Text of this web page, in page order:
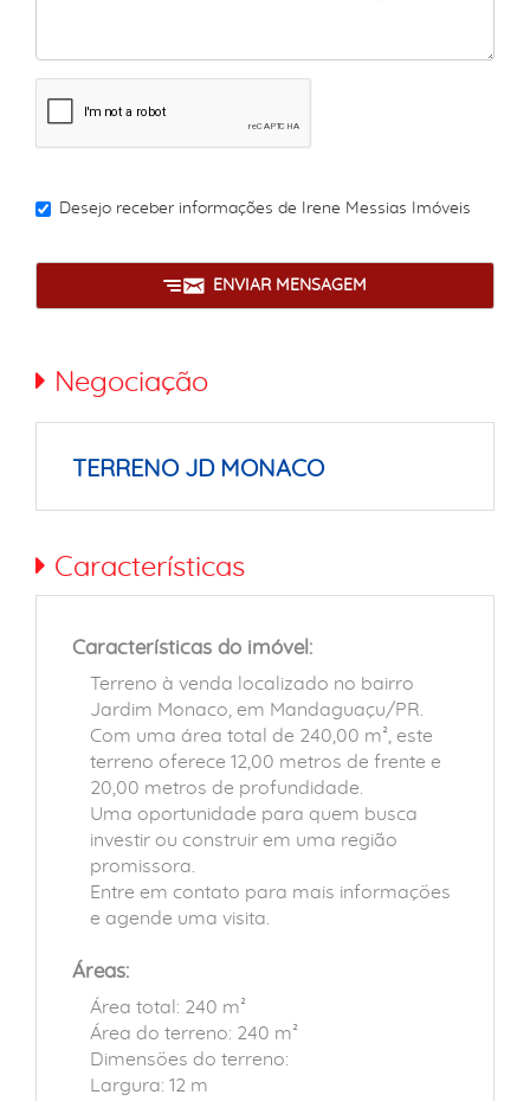
Desejo receber informações de Irene Messias Imóveis
ENVIAR MENSAGEM
Negociação
TERRENO JD MONACO
Características
Características do imóvel:
Terreno à venda localizado no bairro
Jardim Monaco, em Mandaguaçu/PR.
Com uma área total de 240,00 m², este
terreno oferece 12,00 metros de frente e
20,00 metros de profundidade.
Uma oportunidade para quem busca
investir ou construir em uma região
promissora.
Entre em contato para mais informações
e agende uma visita.
Áreas:
Área total: 240 m²
Área do terreno: 240 m²
Dimensões do terreno:
Largura: 12 m